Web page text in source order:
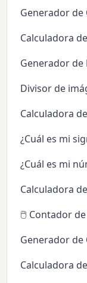
Generador de
Calculadora
Generador de
Divisor de
Calculadora
¿Cuál es mi
¿Cuál es mi
Calculadora
🖱️ Contador de
Generador
Calculadora